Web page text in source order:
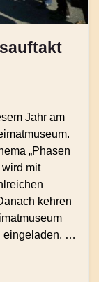
Jahr am
„Phasen
wird mit
kehren
eingeladen. …